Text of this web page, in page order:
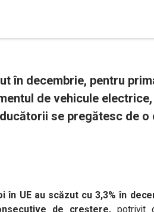
în decembrie, pentru
de vehicule
se pregătesc de o
în UE au scăzut cu 3,3% în
de creștere,potrivit